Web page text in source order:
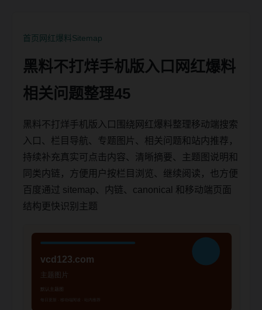
首页网红爆料Sitemap
黑料不打烊手机版入口网红爆料
相关问题整理45
黑料不打烊手机版入口围绕网红爆料整理移动端搜索
入口、栏目导航、专题图片、相关问题和站内推荐，
持续补充真实可点击内容、清晰摘要、主题图说明和
同类内链，方便用户按栏目浏览、继续阅读，也方便
百度通过 sitemap、内链、canonical 和移动端页面
结构更快识别主题